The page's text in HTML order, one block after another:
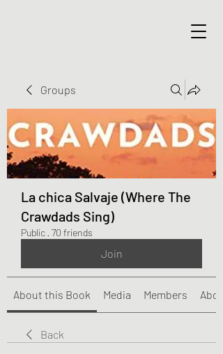
Groups
La chica Salvaje (Where The
Crawdads Sing)
Public · 70 friends
Join
About this Book Media Members About
Back